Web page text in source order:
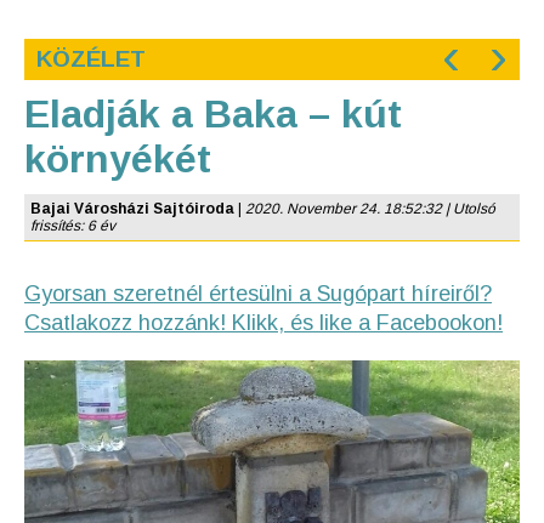
KÖZÉLET ‹ ›
Eladják a Baka – kút
környékét
Bajai Városházi Sajtóiroda
2020. November 24. 18:52:32 | Utolsó
frissítés: 6 év
Gyorsan szeretnél értesülni a Sugópart híreiről?
Csatlakozz hozzánk! Klikk, és like a Facebookon!